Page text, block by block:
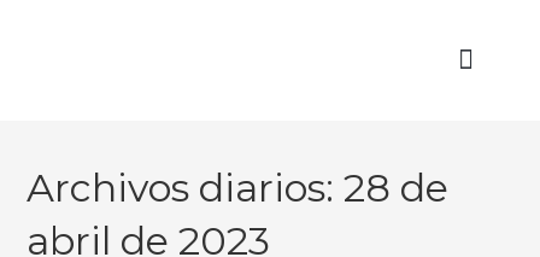
Archivos diarios: 28 de
abril de 2023